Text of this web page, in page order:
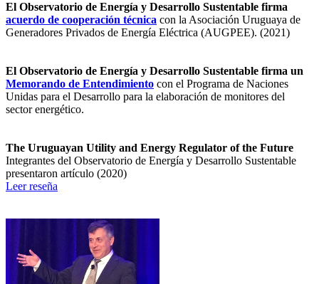
El Observatorio de Energía y Desarrollo Sustentable firma
acuerdo de cooperación técnica con la Asociación Uruguaya de
Generadores Privados de Energía Eléctrica (AUGPEE). (2021)
El Observatorio de Energía y Desarrollo Sustentable firma un
Memorando de Entendimiento con el Programa de Naciones
Unidas para el Desarrollo para la elaboración de monitores del
sector energético.
The Uruguayan Utility and Energy Regulator of the Future
Integrantes del Observatorio de Energía y Desarrollo Sustentable
presentaron artículo (2020)
Leer reseña